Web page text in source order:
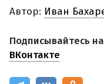
Автор: Иван
Подписывайтесь
ВКонтакте